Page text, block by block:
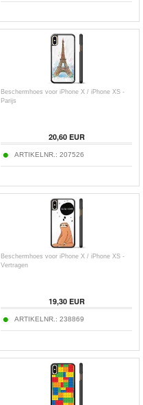
Beschermhoes voor iPhone X / iPhone XS -
Parijs
20,60EUR
ARTIKELNR.: 207526
Beschermhoes voor iPhone X / iPhone XS -
Vertragen
19,30EUR
ARTIKELNR.: 238869